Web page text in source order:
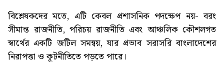
বিশ্লেষকদের মতে, এটি কেবল প্রশাসনিক পদক্ষেপ নয়- বরং
সীমান্ত রাজনীতি, পরিচয় রাজনীতি এবং আঞ্চলিক কৌশলগত
স্বার্থের একটি জটিল সমন্বয়, যার প্রভাব সরাসরি বাংলাদেশের
নিরাপত্তা ও কূটনীতিতে পড়তে পারে।